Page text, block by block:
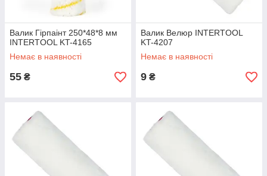
Валик Гірпаінт 250*48*8 мм
INTERTOOL KT-4165
Немає в наявності
55 ₴
Валик Велюр INTERTOOL
KT-4207
Немає в наявності
9 ₴